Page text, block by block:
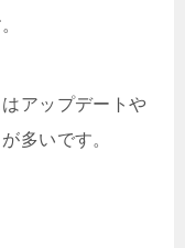
アップデートや
多いです。